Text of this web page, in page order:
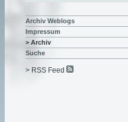
Archiv Weblogs
Impressum
> Archiv
Suche
> RSS Feed